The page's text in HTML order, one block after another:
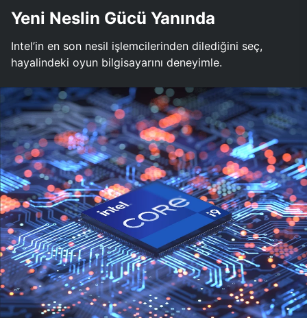
Yeni Neslin Gücü Yanında
Intel’in en son nesil işlemcilerinden dilediğini seç,
hayalindeki oyun bilgisayarını deneyimle.